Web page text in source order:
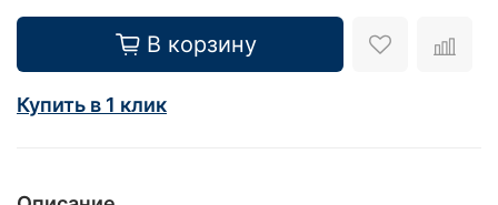
В корзину
Купить в 1 клик